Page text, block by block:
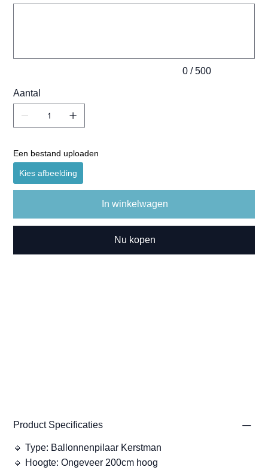
0 / 500
Aantal
Een bestand uploaden
Kies afbeelding
In winkelwagen
Nu kopen
Product Specificaties
🔹 Type: Ballonnenpilaar Kerstman
🔹 Hoogte: Ongeveer 200cm hoog